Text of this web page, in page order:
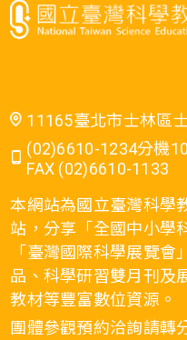
11165臺北市士林區
(02)6610-1234分機
FAX (02)6610-1133
本網站為國立臺灣科學
站，分享「全國中小學
「臺灣國際科學展覽會
品、科學研習雙月刊及
教材等豐富數位資源。
團體參觀預約洽詢請轉